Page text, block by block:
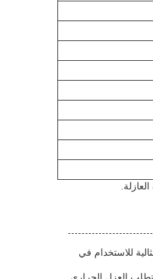
من تطبيقات الحماية الحرارية العازلة.سمك 18 ملم يجعلها مثالية للاستخدام في